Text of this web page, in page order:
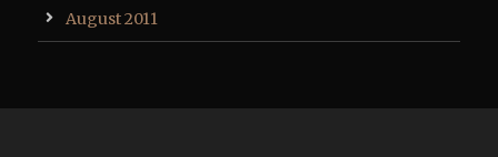
August 2011